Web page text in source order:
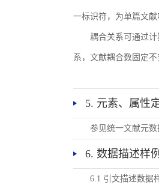
一标识符，为单篇文
耦合关系可通过
系，文献耦合数固定不
5. 元素、属性
参见统一文献元
6. 数据描述样
6.1 引文描述数据